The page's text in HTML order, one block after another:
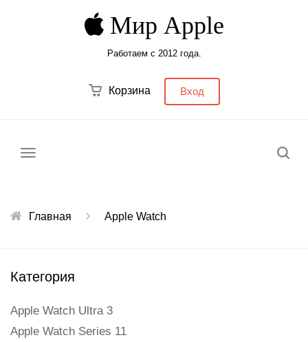
Мир Apple
Работаем с 2012 года.
Корзина Вход
Главная Apple Watch
Категория
Apple Watch Ultra 3
Apple Watch Series 11